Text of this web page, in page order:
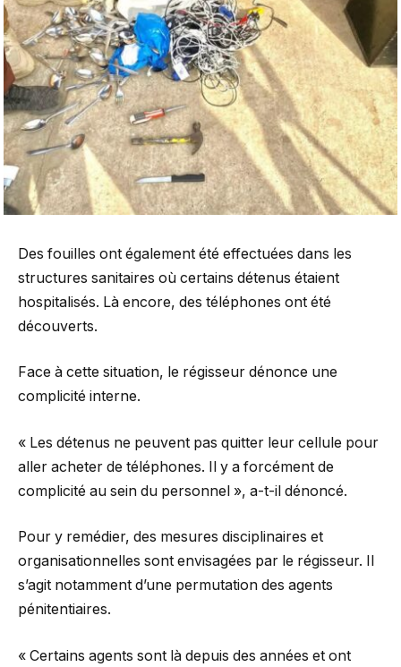
Des fouilles ont également été effectuées dans les
structures sanitaires où certains détenus étaient
hospitalisés. Là encore, des téléphones ont été
découverts.
Face à cette situation, le régisseur dénonce une
complicité interne.
« Les détenus ne peuvent pas quitter leur cellule pour
aller acheter de téléphones. Il y a forcément de
complicité au sein du personnel », a-t-il dénoncé.
Pour y remédier, des mesures disciplinaires et
organisationnelles sont envisagées par le régisseur. Il
s’agit notamment d’une permutation des agents
pénitentiaires.
« Certains agents sont là depuis des années et ont